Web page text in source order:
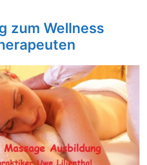
zum Wellness